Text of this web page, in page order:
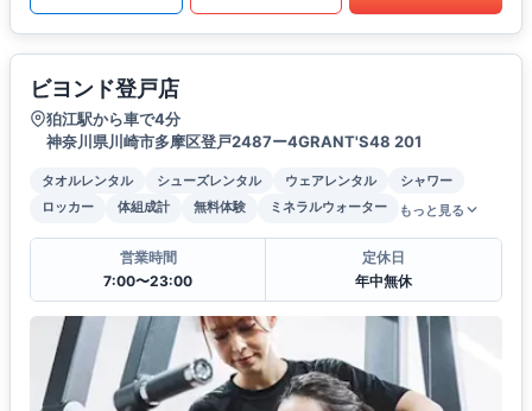
ビヨンド登戸店
狛江駅から車で4分
神奈川県川崎市多摩区登戸2487ー4GRANT'S48 201
タオルレンタル シューズレンタル ウェアレンタル
シャワー
ロッカー
体組成計 無料体験 ミネラルウォーター もっと見る
営業時間
7:00〜23:00
定休日
年中無休